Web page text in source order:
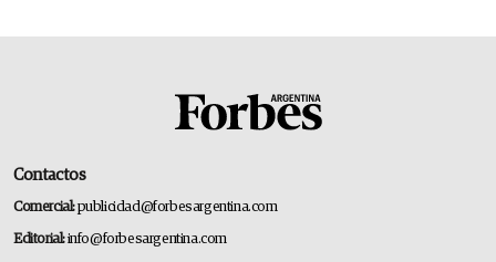
Contactos
Comercial:publicidad@forbesargentina.com
Editorial:info@forbesargentina.com